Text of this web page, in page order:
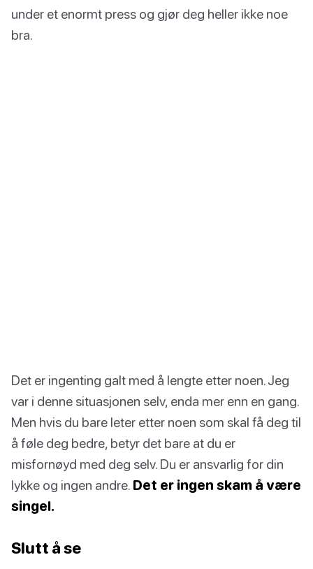
under et enormt press og gjør deg heller ikke noe
bra.
Det er ingenting galt med å lengte etter noen. Jeg
var i denne situasjonen selv, enda mer enn en gang.
Men hvis du bare leter etter noen som skal få deg til
å føle deg bedre, betyr det bare at du er
misfornøyd med deg selv. Du er ansvarlig for din
lykke og ingen andre. Det er ingen skam å være
singel.
Slutt å se